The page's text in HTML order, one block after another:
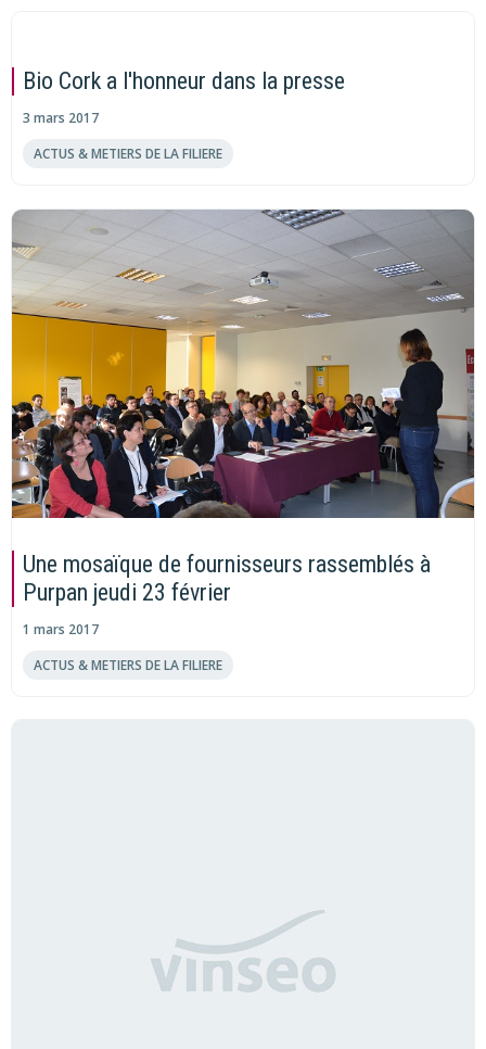
Bio Cork a l'honneur dans la presse
3 mars 2017
ACTUS & METIERS DE LA FILIERE
Une mosaïque de fournisseurs rassemblés à
Purpan jeudi 23 février
1 mars 2017
ACTUS & METIERS DE LA FILIERE